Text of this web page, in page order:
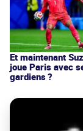
Et maintenant
joue Paris avec
gardiens ?